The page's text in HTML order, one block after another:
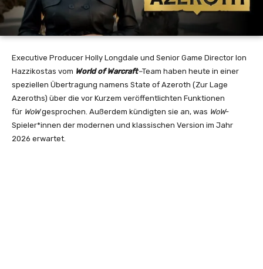
Executive Producer Holly Longdale und Senior Game Director Ion
Hazzikostas vom World of Warcraft–Team haben heute in einer
speziellen Übertragung namens State of Azeroth (Zur Lage
Azeroths) über die vor Kurzem veröffentlichten Funktionen
für WoWgesprochen. Außerdem kündigten sie an, was WoW-
Spieler*innen der modernen und klassischen Version im Jahr
2026 erwartet.